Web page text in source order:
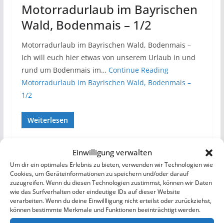
Einwilligung verwalten
Um dir ein optimales Erlebnis zu bieten, verwenden wir Technologien wie
Cookies, um Geräteinformationen zu speichern und/oder darauf
zuzugreifen. Wenn du diesen Technologien zustimmst, können wir Daten
wie das Surfverhalten oder eindeutige IDs auf dieser Website
verarbeiten. Wenn du deine Einwillligung nicht erteilst oder zurückziehst,
können bestimmte Merkmale und Funktionen beeinträchtigt werden.
Motorradurlaub im Bayrischen
Wald, Bodenmais – 1/2
Motorradurlaub im Bayrischen Wald, Bodenmais –
Ich will euch hier etwas von unserem Urlaub in und
rund um Bodenmais im… Continue Reading
Motorradurlaub im Bayrischen Wald, Bodenmais –
1/2
Weiterlesen